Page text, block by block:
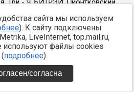
сайта мы используем
). К сайту подключены
LiveInternet, top.mail.ru,
используют файлы cookies
(подробнее).
согласна